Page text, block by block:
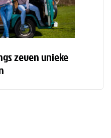
zeven unieke